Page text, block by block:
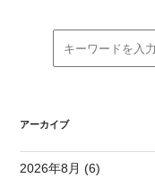
アーカイブ
2026年8月 (6)